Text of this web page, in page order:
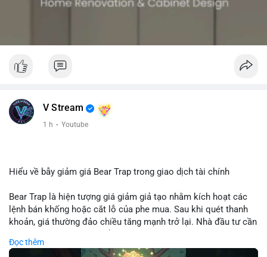
V Stream
1 h · Youtube
Hiểu về bẫy giảm giá Bear Trap trong giao dịch tài chính
Bear Trap là hiện tượng giá giảm giả tạo nhằm kích hoạt các
lệnh bán khống hoặc cắt lỗ của phe mua. Sau khi quét thanh
khoản, giá thường đảo chiều tăng mạnh trở lại. Nhà đầu tư cần
hóa điểm vào lệnh.
Đọc thêm